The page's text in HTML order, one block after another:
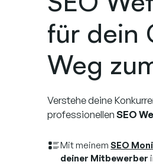
für dein
Weg
Verstehe deine
professionellenSEO
Mit meinemSEO
deiner Mitbewerber